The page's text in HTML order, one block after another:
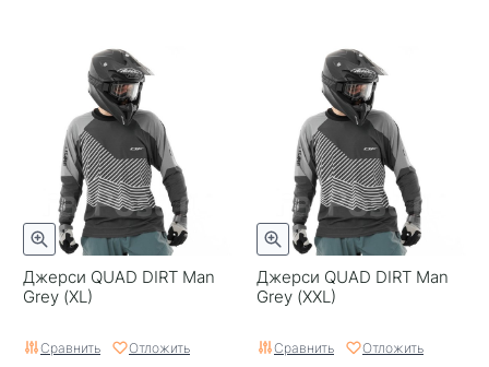
Джерси QUAD DIRT Man
Grey (XL)
Сравнить Отложить
Джерси QUAD DIRT Man
Grey (XXL)
Сравнить Отложить